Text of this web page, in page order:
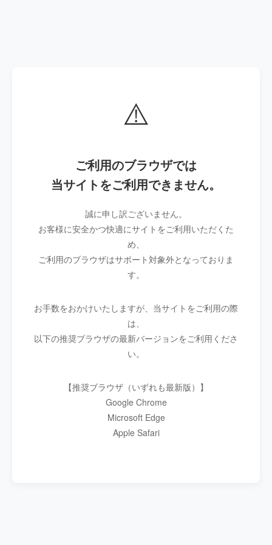
⚠️
ご利用のブラウザでは
当サイトをご利用できません。
誠に申し訳ございません。
お客様に安全かつ快適にサイトをご利用いただくた
め、
ご利用のブラウザはサポート対象外となっておりま
す。
お手数をおかけいたしますが、当サイトをご利用の際
は、
以下の推奨ブラウザの最新バージョンをご利用くださ
い。
【推奨ブラウザ（いずれも最新版）】
Google Chrome
Microsoft Edge
Apple Safari